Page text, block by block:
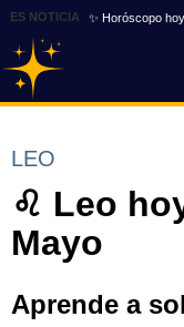
ES NOTICIA ✨ Horóscopo
LEO
♌ Leo
Mayo
Aprende a